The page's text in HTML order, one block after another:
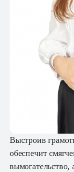
Выстроив
обеспечит